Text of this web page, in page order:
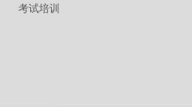
考试培训